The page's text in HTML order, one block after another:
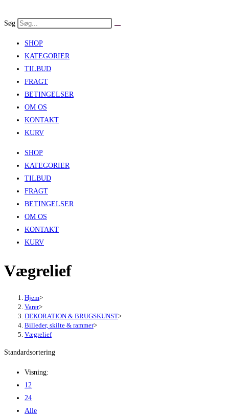
to
Søg
SHOP
KATEGORIER
TILBUD
FRAGT
BETINGELSER
OM OS
KONTAKT
KURV
SHOP
KATEGORIER
TILBUD
FRAGT
BETINGELSER
OM OS
KONTAKT
KURV
Vægrelief
Hjem>
Varer>
DEKORATION & BRUGSKUNST>
Billeder, skilte & rammer>
Vægrelief
Standardsortering
Visning:
12
24
Alle